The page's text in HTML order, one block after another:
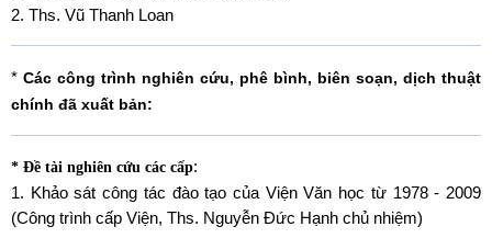
2. Ths. Vũ Thanh Loan
* Các công trình nghiên cứu, phê bình, biên soạn, dịch thuật
chính đã xuất bản:
* Đề tài nghiên cứu các cấp:
1. Khảo sát công tác đào tạo của Viện Văn học từ 1978 - 2009
(Công trình cấp Viện, Ths. Nguyễn Đức Hạnh chủ nhiệm)